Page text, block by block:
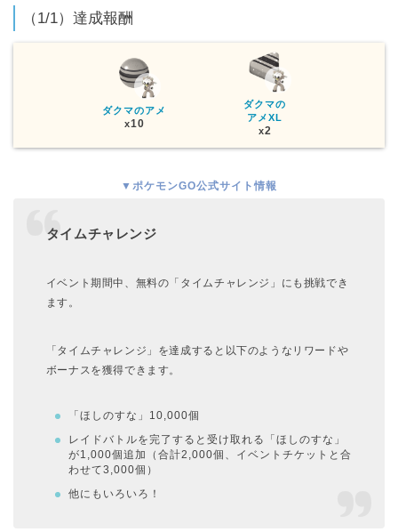
（1/1）達成報酬
ダクマのアメ
x10
ダクマの
アメXL
x2
▼ポケモンGO公式サイト情報
タイムチャレンジ
イベント期間中、無料の「タイムチャレンジ」にも挑戦でき
ます。
「タイムチャレンジ」を達成すると以下のようなリワードや
ボーナスを獲得できます。
「ほしのすな」10,000個
レイドバトルを完了すると受け取れる「ほしのすな」
が1,000個追加（合計2,000個、イベントチケットと合
わせて3,000個）
他にもいろいろ！